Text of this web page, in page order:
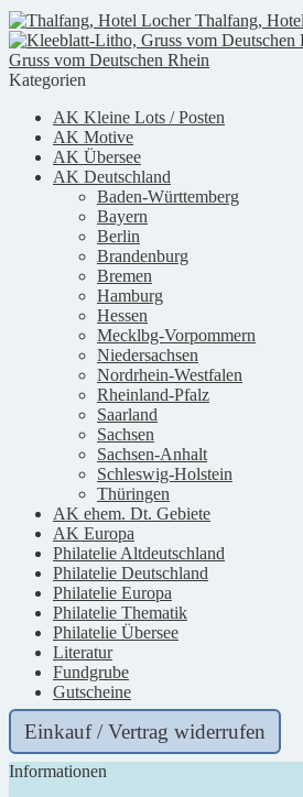
Thalfang,
Gruss vom Deutschen Rhein
Kategorien
AK Kleine Lots / Posten
AK Motive
AK Übersee
AK Deutschland
Baden-Württemberg
Bayern
Berlin
Brandenburg
Bremen
Hamburg
Hessen
Mecklbg-Vorpommern
Niedersachsen
Nordrhein-Westfalen
Rheinland-Pfalz
Saarland
Sachsen
Sachsen-Anhalt
Schleswig-Holstein
Thüringen
AK ehem. Dt. Gebiete
AK Europa
Philatelie Altdeutschland
Philatelie Deutschland
Philatelie Europa
Philatelie Thematik
Philatelie Übersee
Literatur
Fundgrube
Gutscheine
Einkauf / Vertrag widerrufen
Informationen